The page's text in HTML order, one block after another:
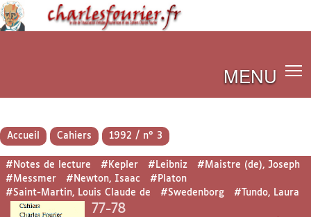
MENU
Accueil Cahiers 1992 / n° 3
#Notes de lecture #Kepler #Leibniz
#Maistre (de), Joseph
#Messmer
#Newton, Isaac
#Platon
#Saint-Martin, Louis Claude de
#Swedenborg #Tundo, Laura
77-78